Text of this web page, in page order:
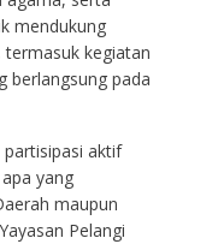
mendukung
kegiatan
berlangsung pada
partisipasi aktif
yang
maupun
Pelangi